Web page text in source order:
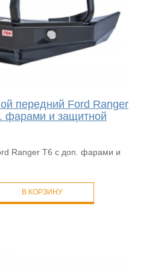
передний Ford Ranger
фарами и защитной
Ranger T6 с доп. фарами и
В КОРЗИНУ